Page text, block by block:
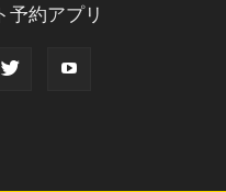
予約アプリ